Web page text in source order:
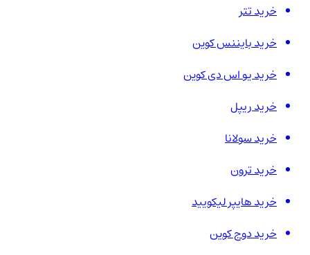
خرید تتر
خرید بایننس کوین
خرید یو اس دی کوین
خرید ریپل
خرید سولانا
خرید ترون
خرید هایپر لیکویید
خرید دوج کوین